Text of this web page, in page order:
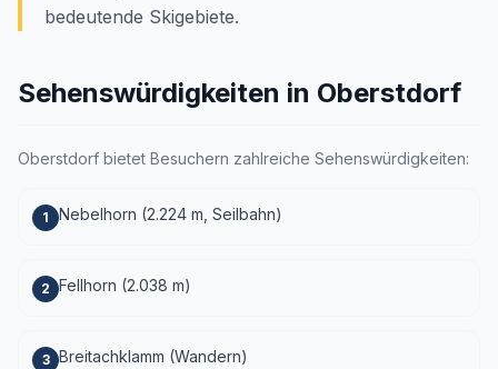
bedeutende Skigebiete.
Sehenswürdigkeiten in Oberstdorf
Oberstdorf bietet Besuchern zahlreiche Sehenswürdigkeiten:
1 Nebelhorn (2.224 m, Seilbahn)
2 Fellhorn (2.038 m)
3 Breitachklamm (Wandern)